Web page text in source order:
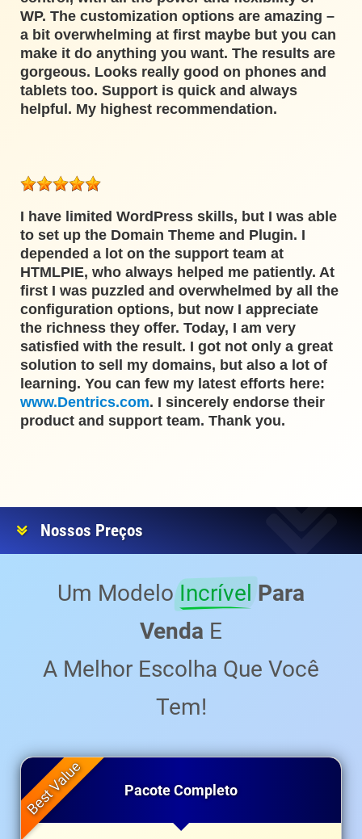
WP. The customization options are amazing –
a bit overwhelming at first maybe but you can
make it do anything you want. The results are
gorgeous. Looks really good on phones and
tablets too. Support is quick and always
helpful. My highest recommendation.
I have limited WordPress skills, but I was able
to set up the Domain Theme and Plugin. I
depended a lot on the support team at
HTMLPIE, who always helped me patiently. At
first I was puzzled and overwhelmed by all the
configuration options, but now I appreciate
the richness they offer. Today, I am very
satisfied with the result. I got not only a great
solution to sell my domains, but also a lot of
learning. You can few my latest efforts here:
www.Dentrics.com. I sincerely endorse their
product and support team. Thank you.
Nossos Preços
Um ModeloIncrível Para
Venda E
A Melhor Escolha Que Você
Tem!
Pacote Completo